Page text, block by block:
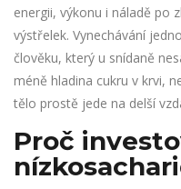
energii, výkonu i náladě po
výstřelek. Vynechávání
člověku, který u snídaně
méně hladina cukru v krvi,
tělo prostě jede na delší
Proč